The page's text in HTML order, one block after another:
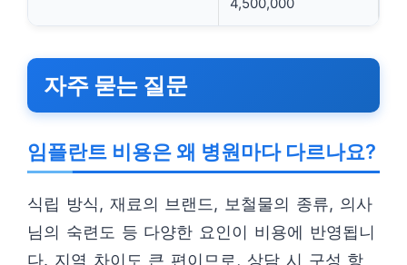
자주 묻는 질문
임플란트 비용은 왜 병원마다 다르나요?
식립 방식, 재료의 브랜드, 보철물의 종류, 의사
님의 숙련도 등 다양한 요인이 비용에 반영됩니
다. 지역 차이도 큰 편이므로, 상담 시 구성 항